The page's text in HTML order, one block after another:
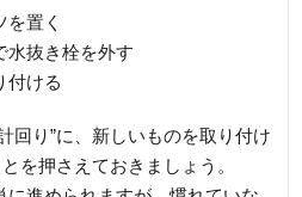
置く
水抜き栓を外す
付ける
回り”に、新しいものを取り付け
を押さえておきましょう。